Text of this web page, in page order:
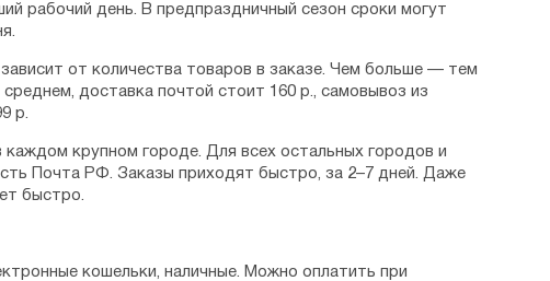
рабочий день. В предпраздничный сезон сроки могут
от количества товаров в заказе. Чем больше — тем
доставка почтой стоит 160 р., самовывоз из
р.
каждом крупном городе. Для всех остальных городов и
Почта РФ. Заказы приходят быстро, за 2–7 дней. Даже
быстро.
кошельки, наличные. Можно оплатить при